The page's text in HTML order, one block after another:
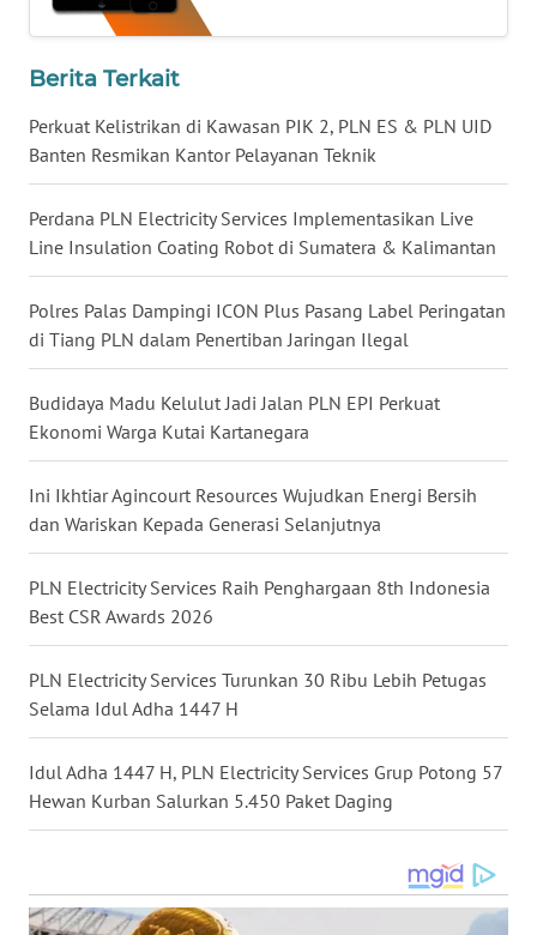
Berita Terkait
Perkuat Kelistrikan di Kawasan PIK 2, PLN ES & PLN UID
Banten Resmikan Kantor Pelayanan Teknik
Perdana PLN Electricity Services Implementasikan Live
Line Insulation Coating Robot di Sumatera & Kalimantan
Polres Palas Dampingi ICON Plus Pasang Label Peringatan
di Tiang PLN dalam Penertiban Jaringan Ilegal
Budidaya Madu Kelulut Jadi Jalan PLN EPI Perkuat
Ekonomi Warga Kutai Kartanegara
Ini Ikhtiar Agincourt Resources Wujudkan Energi Bersih
dan Wariskan Kepada Generasi Selanjutnya
PLN Electricity Services Raih Penghargaan 8th Indonesia
Best CSR Awards 2026
PLN Electricity Services Turunkan 30 Ribu Lebih Petugas
Selama Idul Adha 1447 H
Idul Adha 1447 H, PLN Electricity Services Grup Potong 57
Hewan Kurban Salurkan 5.450 Paket Daging
KALTARA
WN
KALSEL
WN
KALTIM
WN
SULSEL
WN
GORONTALO
WN
SULUT
WN
MALUKU
WN
DAIRI
TOBA